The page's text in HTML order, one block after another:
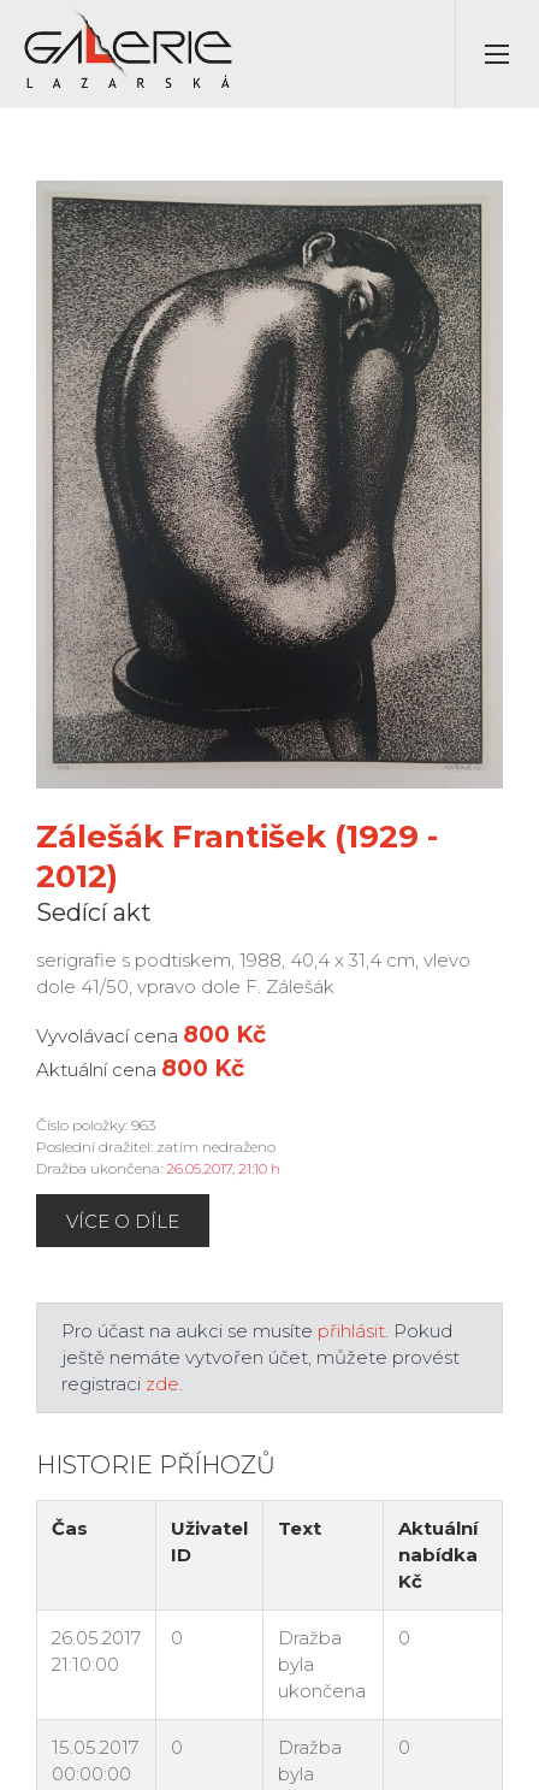
Zálešák František (1929 -
2012)
Sedící akt
serigrafie s podtiskem, 1988, 40,4 x 31,4 cm, vlevo
dole 41/50, vpravo dole F. Zálešák
Vyvolávací cena 800 Kč
Aktuální cena 800 Kč
Číslo položky: 963
Poslední dražitel: zatím nedraženo
Dražba ukončena: 26.05.2017, 21:10 h
VÍCE O DÍLE
Pro účast na aukci se musíte přihlásit. Pokud
ještě nemáte vytvořen účet, můžete provést
registraci zde.
HISTORIE PŘÍHOZŮ